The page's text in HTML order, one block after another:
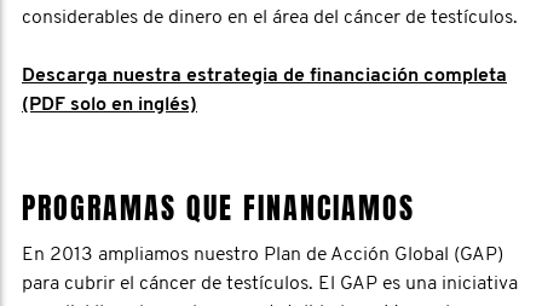
considerables de dinero en el área del cáncer de testículos.
Descarga nuestra estrategia de financiación completa
(PDF solo en inglés)
PROGRAMAS QUE FINANCIAMOS
En 2013 ampliamos nuestro Plan de Acción Global (GAP)
para cubrir el cáncer de testículos. El GAP es una iniciativa